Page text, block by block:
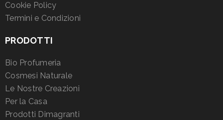
Cookie Policy
Termini e Condizioni
PRODOTTI
Bio Profumeria
Cosmesi Naturale
Le Nostre Creazioni
Per la Casa
Prodotti Dimagranti